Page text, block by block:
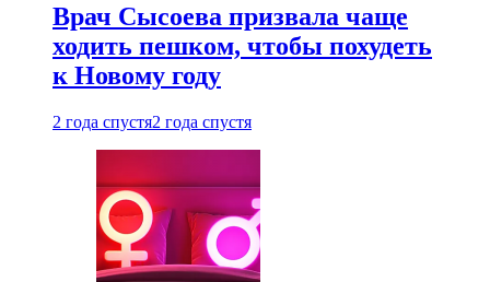
Врач Сысоева призвала чаще
ходить пешком, чтобы похудеть
к Новому году
2 года спустя2 года спустя